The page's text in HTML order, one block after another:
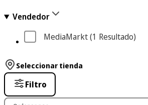
Vendedor
MediaMarkt (1 Resultado)
Seleccionar tienda
Filtro